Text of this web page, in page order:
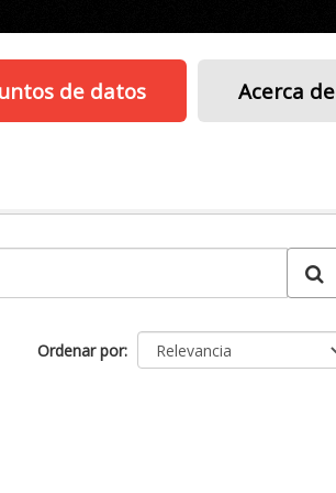
de datos Acerca de
Ordenar por